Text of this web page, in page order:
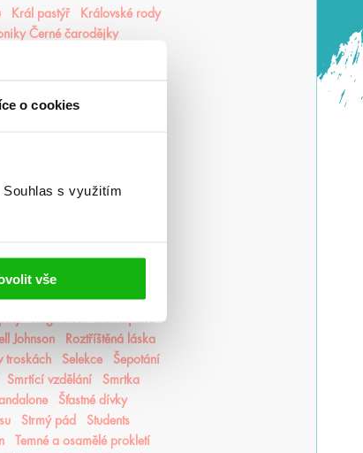
o cookies
Souhlas s využitím
vše
Král pastýř
Královské rody
Černé čarodějky
Nezdolná
Nikdynoc
Phobos
Píseň zimy
Poslední hodina
popela
Princové hříchů
Johnson
Roztříštěná láska
troskách Selekce
Šepotání
Smrtící vzdělání
Smrtka
Šťastné dívky
Strmý pád
Students
Temné a osamělé prokletí